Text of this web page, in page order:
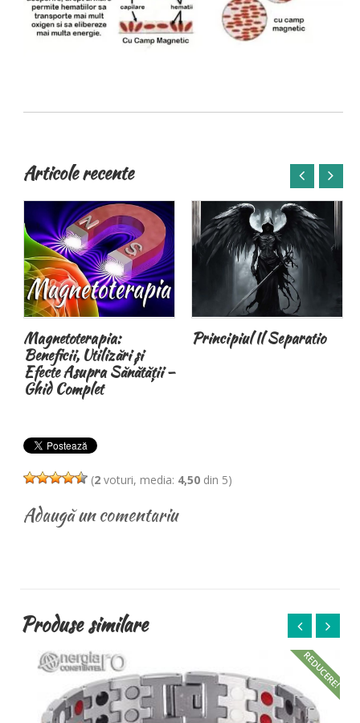
Articole recente
Principiul Il Separatio Lupii din Romania
protejaţi datorită
(2voturi, media: 4,50din 5)
Adaugă un comentariu
Produse similare
REDUCERE!